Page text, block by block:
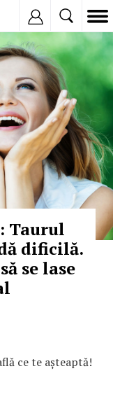
Taurul
dificilă.
se lase
ce te așteaptă!